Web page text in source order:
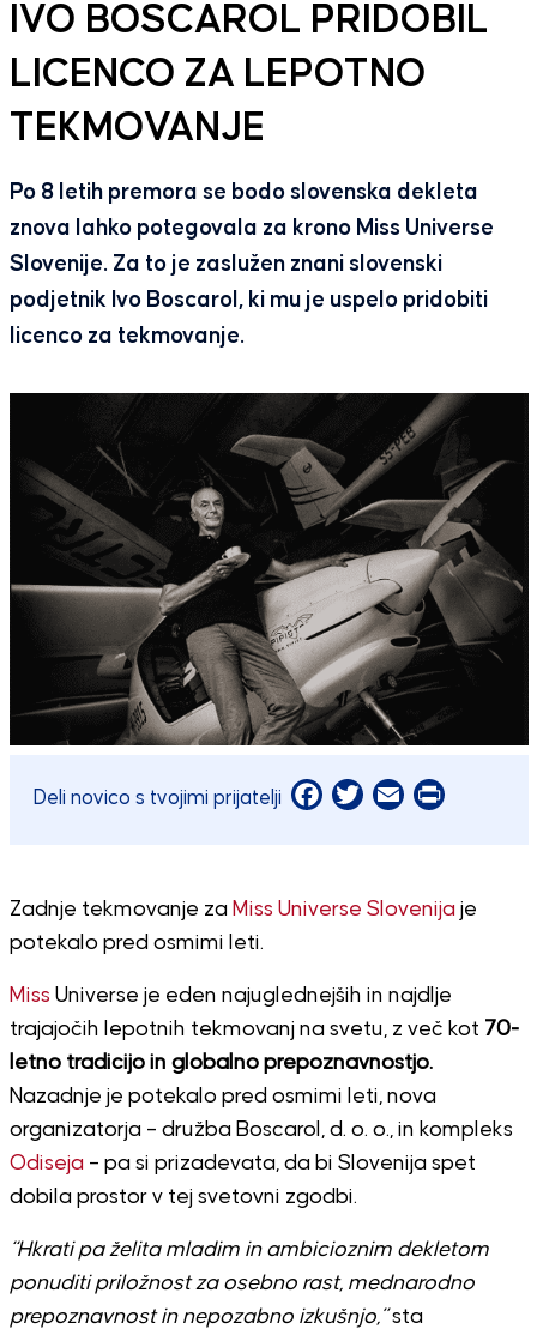
IVO BOSCAROL PRIDOBIL
LICENCO ZA LEPOTNO
TEKMOVANJE
Po 8 letih premora se bodo slovenska dekleta
znova lahko potegovala za krono Miss Universe
Slovenije. Za to je zaslužen znani slovenski
podjetnik Ivo Boscarol, ki mu je uspelo pridobiti
licenco za tekmovanje.
Deli novico s tvojimi prijatelji Facebook
Twitter
EmailPrint
Zadnje tekmovanje za Miss Universe Slovenijaje
potekalo pred osmimi leti.
Miss Universe je eden najuglednejših in najdlje
trajajočih lepotnih tekmovanj na svetu, z več kot 70-
letno tradicijo in globalno prepoznavnostjo.
Nazadnje je potekalo pred osmimi leti, nova
organizatorja – družba Boscarol, d. o. o., in kompleks
Odiseja– pa si prizadevata, da bi Slovenija spet
dobila prostor v tej svetovni zgodbi.
“Hkrati pa želita mladim in ambicioznim dekletom
ponuditi priložnost za osebno rast, mednarodno
prepoznavnost in nepozabno izkušnjo,”sta